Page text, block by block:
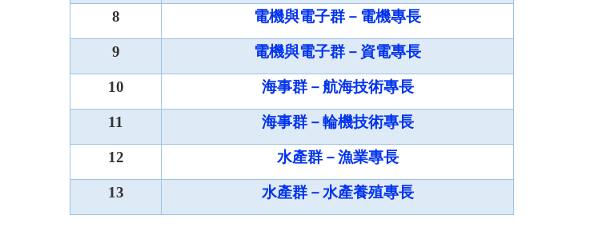
8 電機與電子群－電機專長
9 電機與電子群－資電專長
10 海事群－航海技術專長
11 海事群－輪機技術專長
12 水產群－漁業專長
13 水產群－水產養殖專長